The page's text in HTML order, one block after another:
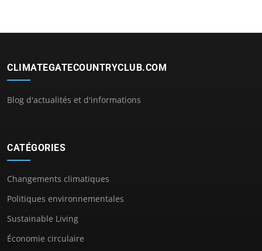
CLIMATEGATECOUNTRYCLUB.COM
Blog d'actualités et d'informations
CATÉGORIES
Changements climatiques
Politiques environnementales
Sustainable Living
Économie circulaire